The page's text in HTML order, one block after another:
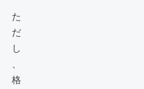
た
だ
し
、
格